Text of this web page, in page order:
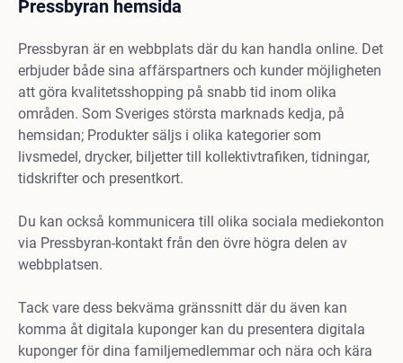
Pressbyran hemsida
Pressbyran är en webbplats där du kan handla online. Det
erbjuder både sina affärspartners och kunder möjligheten
att göra kvalitetsshopping på snabb tid inom olika
områden. Som Sveriges största marknads kedja, på
hemsidan; Produkter säljs i olika kategorier som
livsmedel, drycker, biljetter till kollektivtrafiken, tidningar,
tidskrifter och presentkort.
Du kan också kommunicera till olika sociala mediekonton
via Pressbyran-kontakt från den övre högra delen av
webbplatsen.
Tack vare dess bekväma gränssnitt där du även kan
komma åt digitala kuponger kan du presentera digitala
kuponger för dina familjemedlemmar och nära och kära